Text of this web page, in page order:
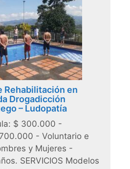
Rehabilitación en
Drogadicción
– Ludopatía
$ 300.000 -
- Voluntario e
y Mujeres -
SERVICIOS Modelos